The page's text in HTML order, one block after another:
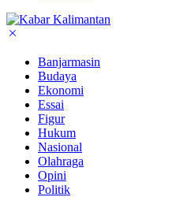
Banjarmasin
Budaya
Ekonomi
Essai
Figur
Hukum
Nasional
Olahraga
Opini
Politik